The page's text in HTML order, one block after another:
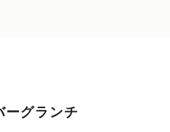
ーグランチ